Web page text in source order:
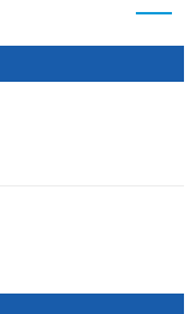
số 9A, KDC